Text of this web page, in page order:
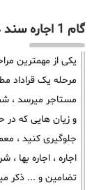
گام 1 اجاره سند در سورشجان (عقد قرارداد)
یکی از مهمترین
مرحله یک قراداد
مستاجر میرسد ،
و زیان هایی که در
جلوگیری کنید ،
اجاره ، اجاره بها
تضامین و ... ذکر